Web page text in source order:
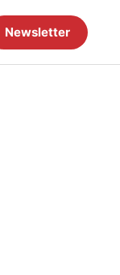
Newsletter